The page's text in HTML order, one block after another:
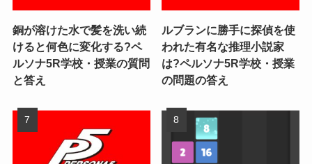
銅が溶けた水で髪を洗い続
けると何色に変化する?ペ
ルソナ5R学校・授業の質問
と答え
ルブランに勝手に探偵を使
われた有名な推理小説家
は?ペルソナ5R学校・授業
の問題の答え